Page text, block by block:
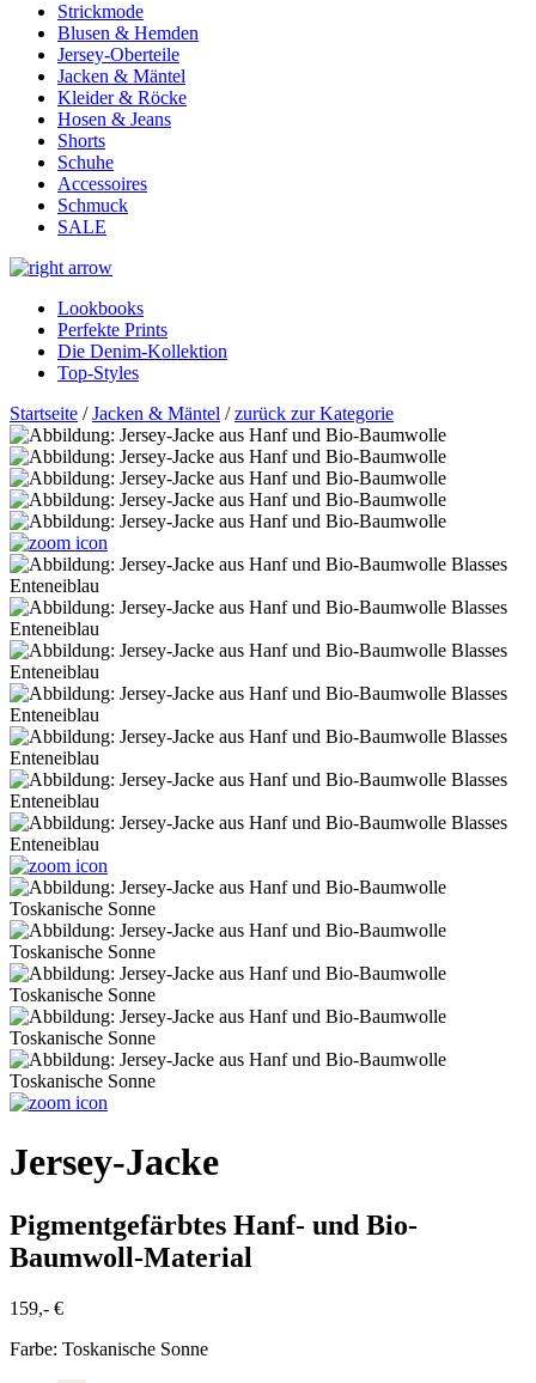
Strickmode
Blusen & Hemden
Jersey-Oberteile
Jacken & Mäntel
Kleider & Röcke
Hosen & Jeans
Shorts
Schuhe
Accessoires
Schmuck
SALE
Lookbooks
Perfekte Prints
Die Denim-Kollektion
Top-Styles
Startseite /Jacken & Mäntel /zurück zur Kategorie
Jersey-Jacke
Pigmentgefärbtes Hanf- und Bio-
Baumwoll-Material
159,- €
Farbe: Toskanische Sonne